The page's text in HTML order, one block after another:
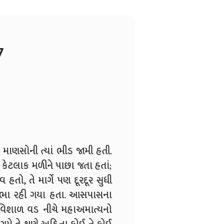
ત્યાં ભીડ જામી હતી.
મળીને પાછા જતા હતાં;
હતો, તે માર્ગે પણ દૂરદૂર સુધી
રહી ગયા હતા. આસપાસના
વડ નીચે મહાઅમાત્યનો